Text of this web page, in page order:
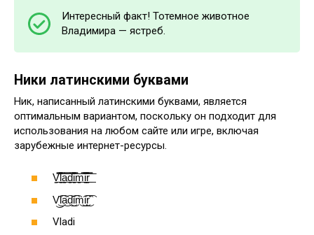
Интересный факт! Тотемное животное
Владимира — ястреб.
Ники латинскими буквами
Ник, написанный латинскими буквами, является
оптимальным вариантом, поскольку он подходит для
использования на любом сайте или игре, включая
зарубежные интернет-ресурсы.
V̳̿͟͞l̳̿͟͞a̳̿͟͞d̳̿͟͞i̳̿͟͞m̳̿͟͞i̳̿͟͞r̳̿͟͞
V͜͡l͜͡a͜͡d͜͡i͜͡m͜͡i͜͡r͜͡
Vladi